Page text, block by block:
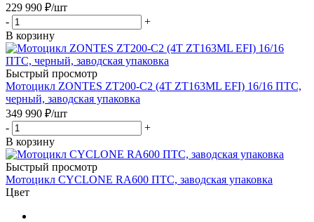
229 990 ₽/шт
-
+
В корзину
Быстрый просмотр
Мотоцикл ZONTES ZT200-C2 (4T ZT163ML EFI) 16/16 ПТС,
черный, заводская упаковка
349 990 ₽/шт
-
+
В корзину
Быстрый просмотр
Мотоцикл CYCLONE RA600 ПТС, заводская упаковка
Цвет